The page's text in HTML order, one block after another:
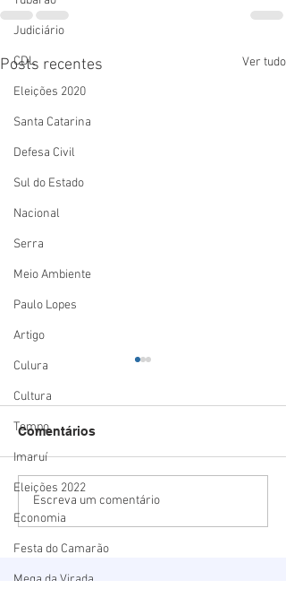
Judiciário
CDL
Eleições 2020
Santa Catarina
Defesa Civil
Sul do Estado
Nacional
Serra
Meio Ambiente
Paulo Lopes
Artigo
Culura
Cultura
Tempo
Imaruí
Eleições 2022
Economia
Festa do Camarão
Mega da Virada
Posts recentes Ver tudo
Estado mais seguro do
país: Santa Catarina
registra menor número
de homicídios para o
mês de maio em 18 anos
Comentários
Escreva um comentário